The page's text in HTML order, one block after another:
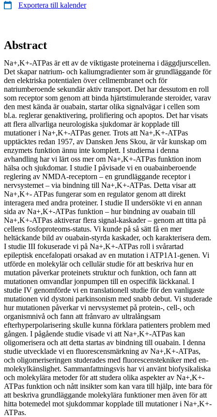
Exportera till kalender
Abstract
Na+,K+-ATPas är ett av de viktigaste proteinerna i däggdjurscellen.
Det skapar natrium- och kaliumgradienter som är grundläggande för
den elektriska potentialen över cellmembranet och för
natriumberoende sekundär aktiv transport. Det har dessutom en roll
som receptor som genom att binda hjärtstimulerande steroider, varav
den mest kända är ouabain, startar olika signalvägar i cellen som
bl.a. reglerar genaktivering, prolifiering och apoptos. Det har visats
att flera allvarliga neurologiska sjukdomar är kopplade till
mutationer i Na+,K+-ATPas gener. Trots att Na+,K+-ATPas
upptäcktes redan 1957, av Dansken Jens Skou, är vår kunskap om
enzymets funktion ännu inte komplett. I studierna i denna
avhandling har vi lärt oss mer om Na+,K+-ATPas funktion inom
hälsa och sjukdomar. I studie I påvisade vi en ouabainberoende
reglering av NMDA-receptorn – en grundläggande receptor i
nervsystemet – via bindning till Na+,K+-ATPas. Detta visar att
Na+,K+- ATPas fungerar som en regulator genom att direkt
interagera med andra proteiner. I studie II undersökte vi en annan
sida av Na+,K+-ATPas funktion – hur bindning av ouabain till
Na+,K+-ATPas aktiverar flera signal-kaskader – genom att titta på
cellens fosfoproteoms-status. Vi kunde på så sätt få en mer
heltäckande bild av ouabain-styrda kaskader, och karakterisera dem.
I studie III fokuserade vi på Na+,K+-ATPas roll i svårartad
epileptisk encefalopati orsakad av en mutation i ATP1A1-genen. Vi
utförde en molekylär och cellulär studie för att beskriva hur en
mutation påverkar proteinets struktur och funktion, och fann att
mutationen omvandlar jonpumpen till en ospecifik läckkanal. I
studie IV genomförde vi en translationell studie för den vanligaste
mutationen vid dystoni parkinsonism med snabb debut. Vi studerade
hur mutationen påverkar vi nervsystemet på protein-, cell-, och
organismnivå och fann att frånvaro av ultralångsam
efterhyperpolarisering skulle kunna förklara patienters problem med
gången. I pågående studie visade vi att Na+,K+-ATPas kan
oligomerisera och att detta startas av bindning till ouabain. I denna
studie utvecklade vi en fluorescensmärkning av Na+,K+-ATPas,
och oligomeriseringen studerades med fluorescenstekniker med en-
molekylkänslighet. Sammanfattningsvis har vi använt biofysikaliska
och molekylära metoder för att studera olika aspekter av Na+,K+-
ATPas funktion och nått insikter som kan vara till hjälp, inte bara för
att beskriva grundläggande molekylära funktioner men även för att
hitta botemedel mot sjukdommar kopplade till mutationer i Na+,K+-
ATPas.